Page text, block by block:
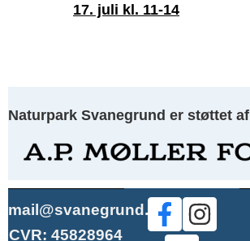
17. juli kl. 11-14
Naturpark Svanegrund er støttet af
mail@svanegrund.dk
CVR: 45828964